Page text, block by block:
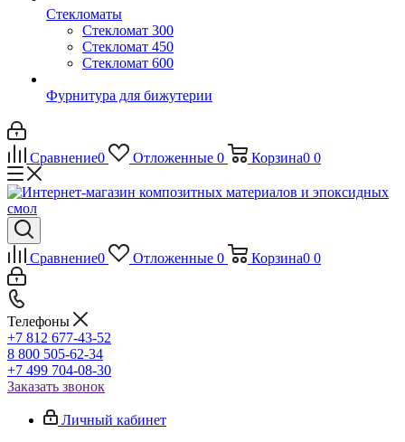
Стекломаты
Стекломат 300
Стекломат 450
Стекломат 600
Фурнитура для бижутерии
Сравнение0 Отложенные 0 Корзина0 0
Сравнение0 Отложенные 0 Корзина0 0
Телефоны
+7 812 677-43-52
8 800 505-62-34
+7 499 704-08-30
Заказать звонок
Личный кабинет